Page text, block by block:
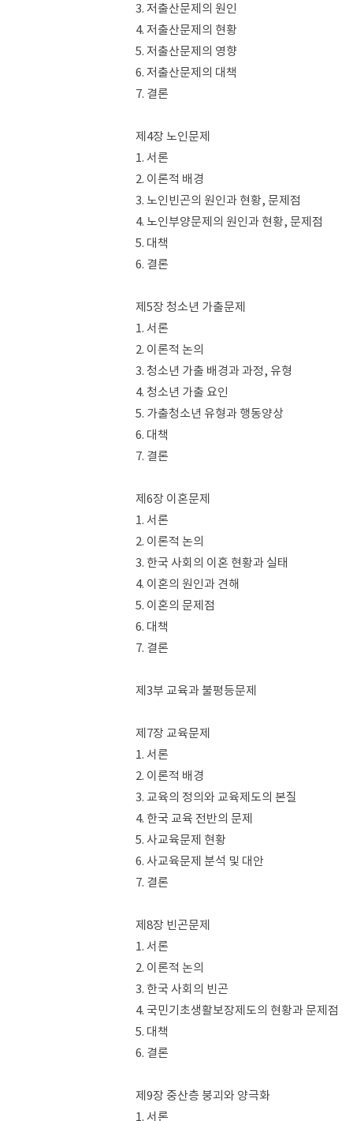
3. 저출산문제의 원인
4. 저출산문제의 현황
5. 저출산문제의 영향
6. 저출산문제의 대책
7. 결론
제4장 노인문제
1. 서론
2. 이론적 배경
3. 노인빈곤의 원인과 현황, 문제점
4. 노인부양문제의 원인과 현황, 문제점
5. 대책
6. 결론
제5장 청소년 가출문제
1. 서론
2. 이론적 논의
3. 청소년 가출 배경과 과정, 유형
4. 청소년 가출 요인
5. 가출청소년 유형과 행동양상
6. 대책
7. 결론
제6장 이혼문제
1. 서론
2. 이론적 논의
3. 한국 사회의 이혼 현황과 실태
4. 이혼의 원인과 견해
5. 이혼의 문제점
6. 대책
7. 결론
제3부 교육과 불평등문제
제7장 교육문제
1. 서론
2. 이론적 배경
3. 교육의 정의와 교육제도의 본질
4. 한국 교육 전반의 문제
5. 사교육문제 현황
6. 사교육문제 분석 및 대안
7. 결론
제8장 빈곤문제
1. 서론
2. 이론적 논의
3. 한국 사회의 빈곤
4. 국민기초생활보장제도의 현황과 문제점
5. 대책
6. 결론
제9장 중산층 붕괴와 양극화
1. 서론